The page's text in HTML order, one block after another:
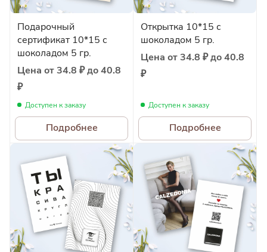
Подарочный
сертификат 10*15 с
шоколадом 5 гр.
Цена от 34.8 ₽ до 40.8
₽
Доступен к заказу
Подробнее
Открытка 10*15 с
шоколадом 5 гр.
Цена от 34.8 ₽ до 40.8
₽
Доступен к заказу
Подробнее